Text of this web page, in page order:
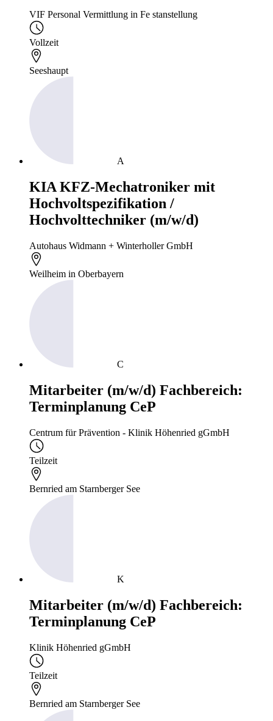
VIF Personal Vermittlung in Fe stanstellung
Vollzeit
Seeshaupt
A
KIA KFZ-Mechatroniker mit
Hochvoltspezifikation /
Hochvolttechniker (m/w/d)
Autohaus Widmann + Winterholler GmbH
Weilheim in Oberbayern
C
Mitarbeiter (m/w/d) Fachbereich:
Terminplanung CeP
Centrum für Prävention - Klinik Höhenried gGmbH
Teilzeit
Bernried am Starnberger See
K
Mitarbeiter (m/w/d) Fachbereich:
Terminplanung CeP
Klinik Höhenried gGmbH
Teilzeit
Bernried am Starnberger See